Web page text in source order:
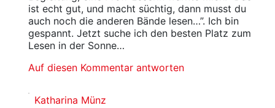
ist echt gut, und macht süchtig, dann musst du
auch noch die anderen Bände lesen…”. Ich bin
gespannt. Jetzt suche ich den besten Platz zum
Lesen in der Sonne…
Auf diesen Kommentar antworten
Katharina Münz